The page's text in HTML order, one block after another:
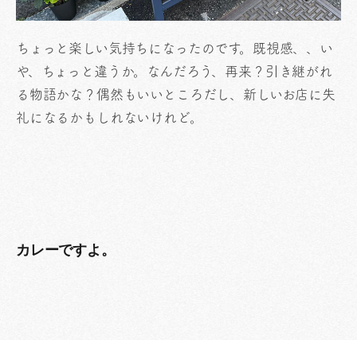
ちょっと楽しい気持ちになったのです。既視感、、い
や、ちょっと違うか。なんだろう、再来？引き継がれ
る物語かな？偶然もいいところだし、新しいお店に失
礼になるかもしれないけれど。
カレーですよ。